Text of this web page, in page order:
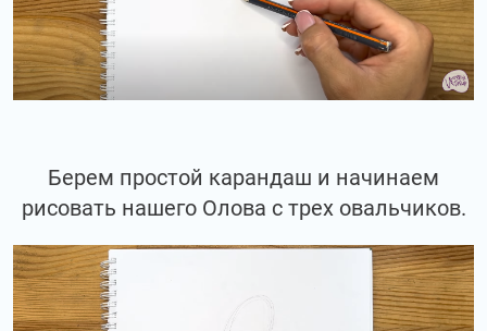
Берем простой карандаш и начинаем
рисовать нашего Олова с трех овальчиков.